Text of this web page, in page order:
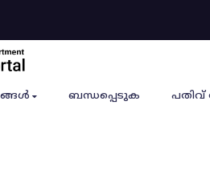
ബന്ധപ്പെടുക പതിവ്